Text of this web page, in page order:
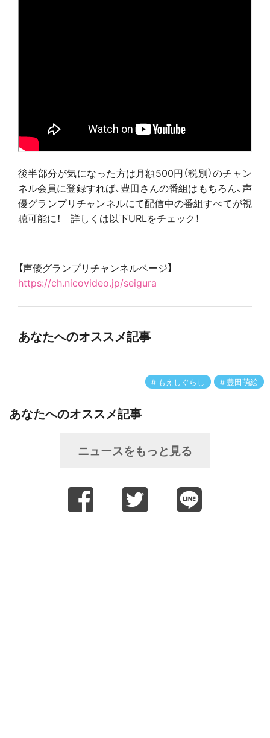
後半部分が気になった方は月額500円（税別）のチャン
ネル会員に登録すれば、豊田さんの番組はもちろん、声
優グランプリチャンネルにて配信中の番組すべてが視
聴可能に！ 詳しくは以下URLをチェック！
【声優グランプリチャンネルページ】
https://ch.nicovideo.jp/seigura
あなたへのオススメ記事
もえしぐらし 豊田萌絵
あなたへのオススメ記事
ニュースをもっと見る